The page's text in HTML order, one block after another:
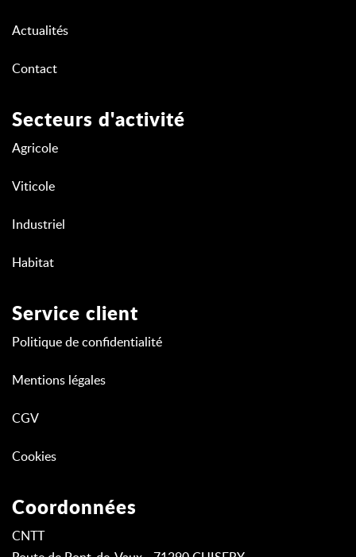
Actualités
Contact
Secteurs d'activité
Agricole
Viticole
Industriel
Habitat
Service client
Politique de confidentialité
Mentions légales
CGV
Cookies
Coordonnées
CNTT